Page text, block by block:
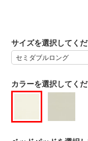
カラーを選択してく
サイズを選択してく